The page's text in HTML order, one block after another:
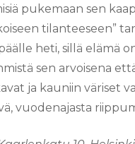
pukemaan sen
tilanteeseen”
heti, sillä elämä
sen arvoisena
ja kauniin väriset
vuodenajasta